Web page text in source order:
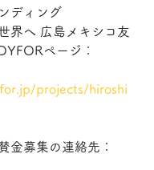
ディング
界へ 広島メキシコ友
ページ：
projects/hiroshi
金募集の連絡先：